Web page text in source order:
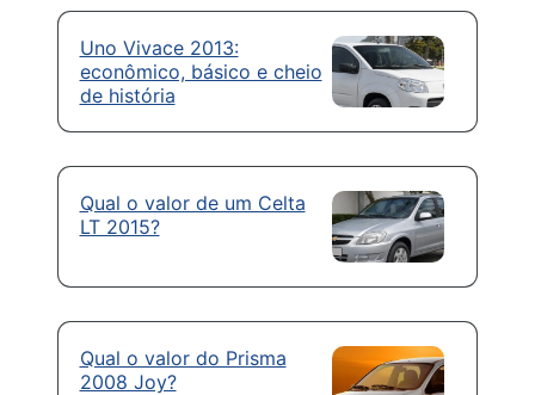
Uno Vivace 2013:
econômico, básico e cheio
de história
Qual o valor de um Celta
LT 2015?
Qual o valor do Prisma
2008 Joy?